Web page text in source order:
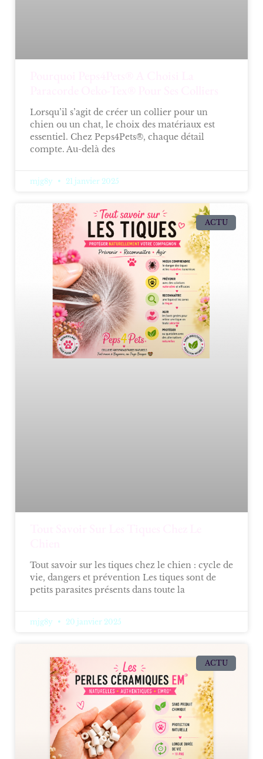
Lorsqu’il s’agit de créer un collier pour un
chien ou un chat, le choix des matériaux est
essentiel. Chez Peps4Pets®, chaque détail
compte. Au-delà des
mjg8y 21 janvier 2025
ACTU
Tout savoir sur les tiques chez le chien : cycle de
vie, dangers et prévention Les tiques sont de
petits parasites présents dans toute la
mjg8y 20 janvier 2025
ACTU